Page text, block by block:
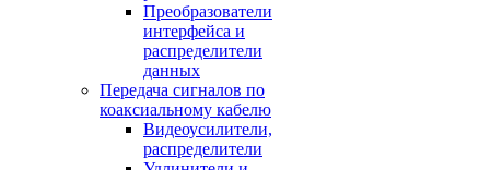
Преобразователи
интерфейса и
распределители
данных
Передача сигналов по
коаксиальному кабелю
Видеоусилители,
распределители